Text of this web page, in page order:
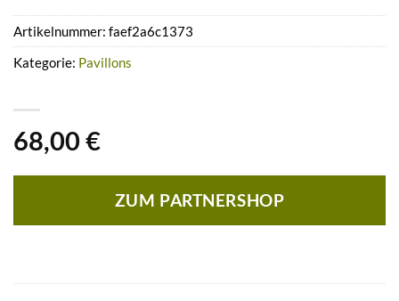
68,00 €
ZUM PARTNERSHOP
Artikelnummer: faef2a6c1373
Kategorie: Pavillons